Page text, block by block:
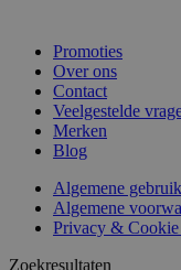
Promoties
Over ons
Contact
Veelgestelde
Merken
Blog
Algemene
Algemene
Privacy &
Zoekresultaten